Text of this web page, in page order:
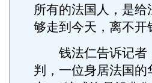
所有的法国人，是
够走到今天，离不开
钱法仁告诉记者
判，一位身居法国